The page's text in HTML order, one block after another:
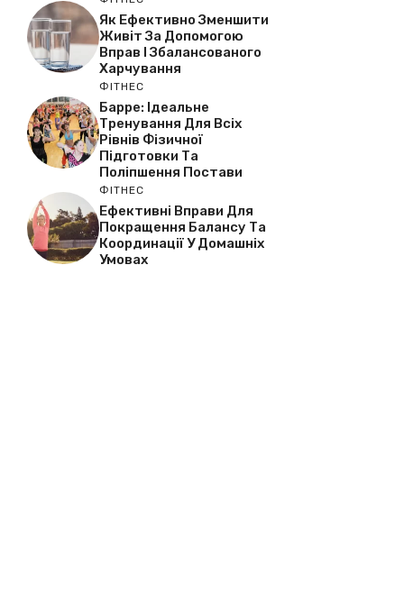
Як Ефективно Зменшити
Живіт За Допомогою
Вправ І Збалансованого
Харчування
ФІТНЕС
Барре: Ідеальне
Тренування Для Всіх
Рівнів Фізичної
Підготовки Та
Поліпшення Постави
ФІТНЕС
Ефективні Вправи Для
Покращення Балансу Та
Координації У Домашніх
Умовах